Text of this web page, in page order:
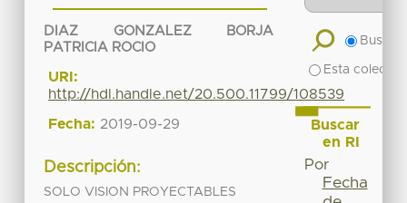
DIAZ GONZALEZ BORJA
PATRICIA ROCIO
URI:
http://hdl.handle.net/20.500.11799/108539
Fecha: 2019-09-29
Descripción:
SOLO VISION PROYECTABLES
Buscar
Esta
Buscar
en RI
Por
Fecha